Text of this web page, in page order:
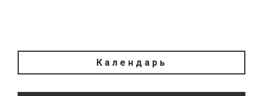
Календарь